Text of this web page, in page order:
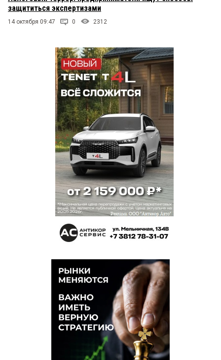
защититься экспертизами
14 октября 09:47 0 2312